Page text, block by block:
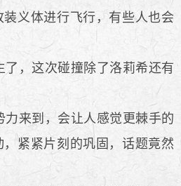
义体进行飞行，有些人也会
，这次碰撞除了洛莉希还有
来到，会让人感觉更棘手的
紧紧片刻的巩固，话题竟然